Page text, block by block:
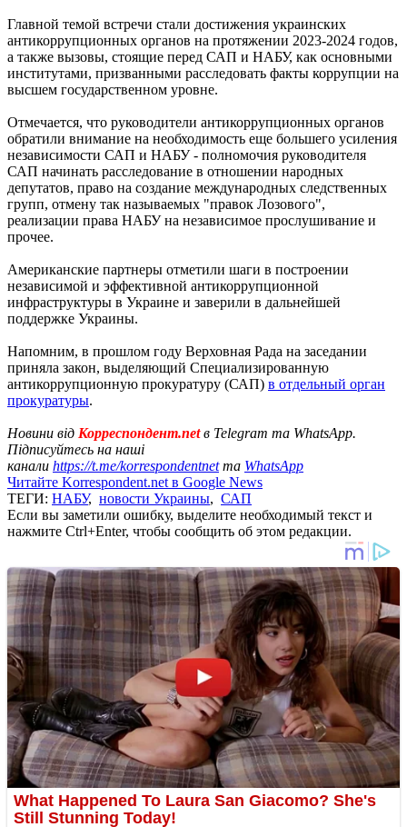
Главной темой встречи стали достижения украинских
антикоррупционных органов на протяжении 2023-2024 годов,
а также вызовы, стоящие перед САП и НАБУ, как основными
институтами, призванными расследовать факты коррупции на
высшем государственном уровне.
Отмечается, что руководители антикоррупционных органов
обратили внимание на необходимость еще большего усиления
независимости САП и НАБУ - полномочия руководителя
САП начинать расследование в отношении народных
депутатов, право на создание международных следственных
групп, отмену так называемых "правок Лозового",
реализации права НАБУ на независимое прослушивание и
прочее.
Американские партнеры отметили шаги в построении
независимой и эффективной антикоррупционной
инфраструктуры в Украине и заверили в дальнейшей
поддержке Украины.
Напомним, в прошлом году Верховная Рада на заседании
приняла закон, выделяющий Специализированную
антикоррупционную прокуратуру (САП) в отдельный орган
прокуратуры.
Новини від Корреспондент.netв Telegram та WhatsApp.
Підписуйтесь на наші
канали https://t.me/korrespondentnetта WhatsApp
Читайте Korrespondent.net в Google News
ТЕГИ: НАБУ, новости Украины, САП
Если вы заметили ошибку, выделите необходимый текст и
нажмите Ctrl+Enter, чтобы сообщить об этом редакции.